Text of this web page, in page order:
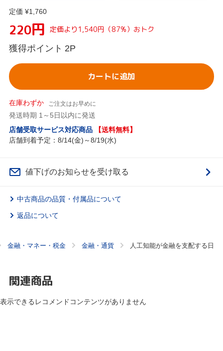
定価 ¥1,760
220円 定価より1,540円（87%）おトク
獲得ポイント 2P
カートに追加
在庫わずか ご注文はお早めに
発送時期 1～5日以内に発送
店舗受取サービス対応商品
【送料無料】
店舗到着予定：8/14(金)～8/19(水)
値下げのお知らせを受け取る
中古商品の品質・付属品について
返品について
金融・マネー・税金 金融・通貨 人工知能が金融を支配する日
関連商品
表示できるレコメンドコンテンツがありません